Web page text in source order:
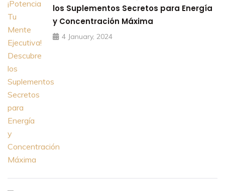
los Suplementos Secretos para Energía
y Concentración Máxima
4 January, 2024